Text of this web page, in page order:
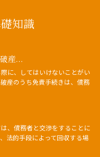
知識
産...
に、してはいけないことがい
産のうち免責手続きは、債務
、債務者と交渉をすることに
法的手段によって回収する場